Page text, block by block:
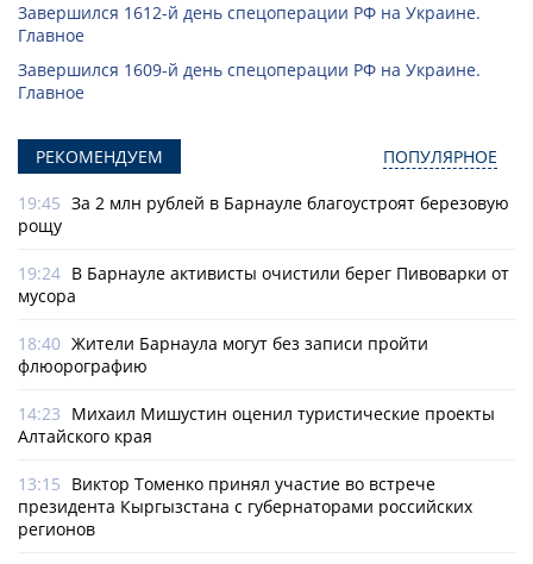
Завершился 1612-й день спецоперации РФ на Украине.
Главное
Завершился 1609-й день спецоперации РФ на Украине.
Главное
РЕКОМЕНДУЕМ ПОПУЛЯРНОЕ
19:45 За 2 млн рублей в Барнауле благоустроят березовую
рощу
19:24 В Барнауле активисты очистили берег Пивоварки от
мусора
18:40 Жители Барнаула могут без записи пройти
флюорографию
14:23 Михаил Мишустин оценил туристические проекты
Алтайского края
13:15 Виктор Томенко принял участие во встрече
президента Кыргызстана с губернаторами российских
регионов